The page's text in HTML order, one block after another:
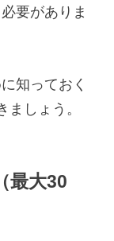
要がありま
知っておく
しょう。
最大30